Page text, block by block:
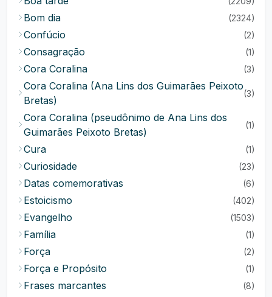
Bom dia (2324)
Confúcio (2)
Consagração (1)
Cora Coralina (3)
Cora Coralina (Ana Lins dos Guimarães Peixoto
Bretas)
(3)
Cora Coralina (pseudônimo de Ana Lins dos
Guimarães Peixoto Bretas)
(1)
Cura (1)
Curiosidade (23)
Datas comemorativas (6)
Estoicismo (402)
Evangelho (1503)
Família (1)
Força (2)
Força e Propósito (1)
Frases marcantes (8)